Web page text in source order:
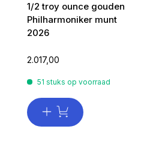
1/2 troy ounce gouden
Philharmoniker munt
2026
2.017,00
51 stuks op voorraad